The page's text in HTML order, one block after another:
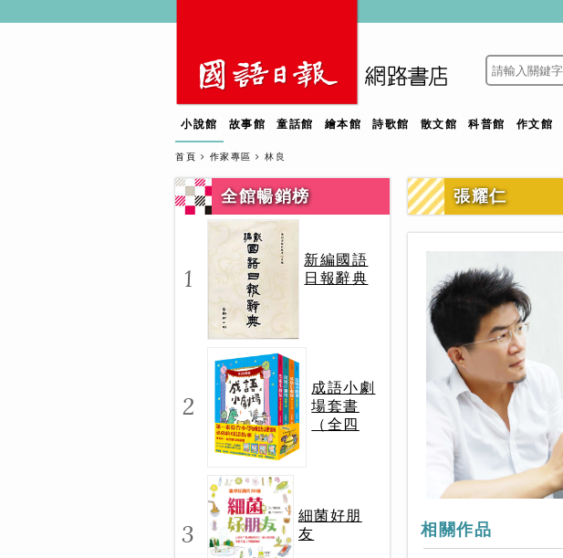
小說館 故事館 童話館 繪本館 詩歌館 散文館 科普館 作文館
首頁 作家專區 林良
全館暢銷榜
1
新編國語
日報辭典
2
成語小劇
場套書
（全四
3
細菌好朋
友
張耀仁
相關作品